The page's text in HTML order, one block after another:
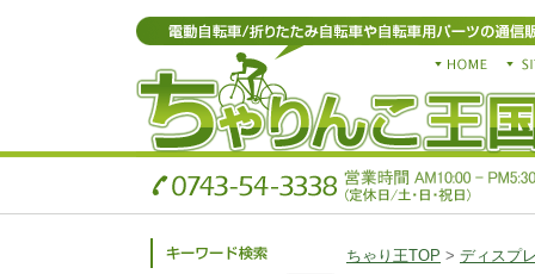
ちゃり王TOP > ディスプ